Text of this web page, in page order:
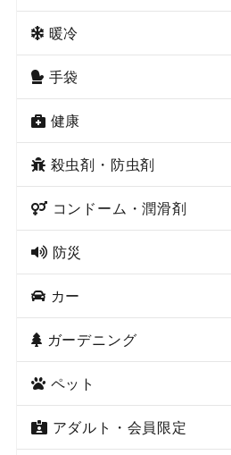
暖冷
手袋
健康
殺虫剤・防虫剤
コンドーム・潤滑剤
防災
カー
ガーデニング
ペット
アダルト・会員限定